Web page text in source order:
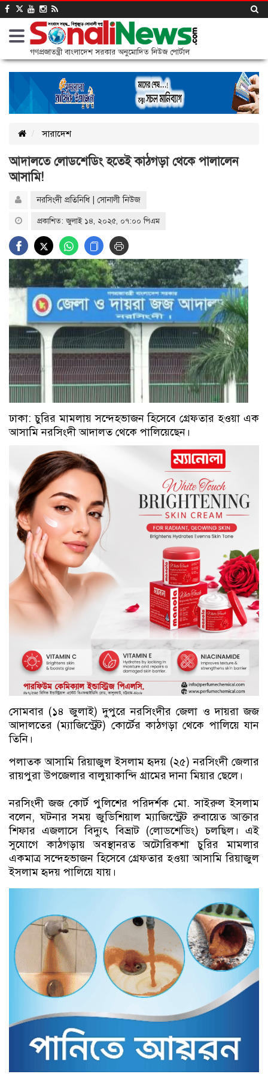
গণপ্রজাতন্ত্রী বাংলাদেশ সরকার অনুমোদিত নিউজ পোর্টাল
সারাদেশ
আদালতে লোডশেডিং হতেই কাঠগড়া থেকে পালালেন
আসামি!
নরসিংদী প্রতিনিধি | সোনালী নিউজ
প্রকাশিত: জুলাই ১৪, ২০২৫, ০৭:০০ পিএম
ঢাকা: চুরির মামলায় সন্দেহভাজন হিসেবে গ্রেফতার হওয়া এক
আসামি নরসিংদী আদালত থেকে পালিয়েছেন।
সোমবার (১৪ জুলাই) দুপুরে নরসিংদীর জেলা ও দায়রা জজ
আদালতের (ম্যাজিস্ট্রেট) কোর্টের কাঠগড়া থেকে পালিয়ে যান
তিনি।
পলাতক আসামি রিয়াজুল ইসলাম হৃদয় (২৫) নরসিংদী জেলার
রায়পুরা উপজেলার বালুয়াকান্দি গ্রামের দানা মিয়ার ছেলে।
নরসিংদী জজ কোর্ট পুলিশের পরিদর্শক মো. সাইরুল ইসলাম
বলেন, ঘটনার সময় জুডিশিয়াল ম্যাজিস্ট্রেট রুবায়েত আক্তার
শিফার এজলাসে বিদ্যুৎ বিভ্রাট (লোডশেডিং) চলছিল। এই
সুযোগে কাঠগড়ায় অবস্থানরত অটোরিকশা চুরির মামলার
একমাত্র সন্দেহভাজন হিসেবে গ্রেফতার হওয়া আসামি রিয়াজুল
ইসলাম হৃদয় পালিয়ে যায়।